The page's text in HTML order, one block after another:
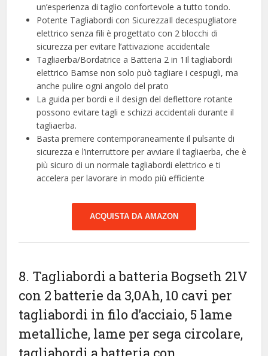
un’esperienza di taglio confortevole a tutto tondo.
Potente Tagliabordi con SicurezzaIl decespugliatore
elettrico senza fili è progettato con 2 blocchi di
sicurezza per evitare l’attivazione accidentale
Tagliaerba/Bordatrice a Batteria 2 in 1Il tagliabordi
elettrico Bamse non solo può tagliare i cespugli, ma
anche pulire ogni angolo del prato
La guida per bordi e il design del deflettore rotante
possono evitare tagli e schizzi accidentali durante il
tagliaerba.
Basta premere contemporaneamente il pulsante di
sicurezza e l’interruttore per avviare il tagliaerba, che è
più sicuro di un normale tagliabordi elettrico e ti
accelera per lavorare in modo più efficiente
ACQUISTA DA AMAZON
8. Tagliabordi a batteria Bogseth 21V
con 2 batterie da 3,0Ah, 10 cavi per
tagliabordi in filo d’acciaio, 5 lame
metalliche, lame per sega circolare,